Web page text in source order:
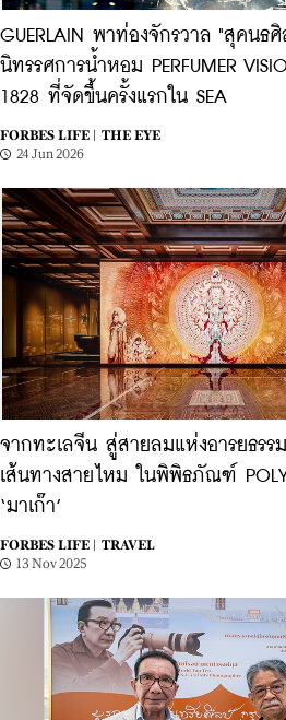
GUERLAIN พาท่องจักรวาล "สุคนธ
นิทรรศการน้ำหอม PERFUMER
1828 ที่จัดขึ้นครั้งแรกใน SEA
FORBES LIFE |
THE EYE
24 Jun 2026
จากทะเลจีน สู่สายลมแห่งอารยธรร
เส้นทางสายไหม ในพิพิธภัณฑ์
‘มาเก๊า’
FORBES LIFE |
TRAVEL
13 Nov 2025